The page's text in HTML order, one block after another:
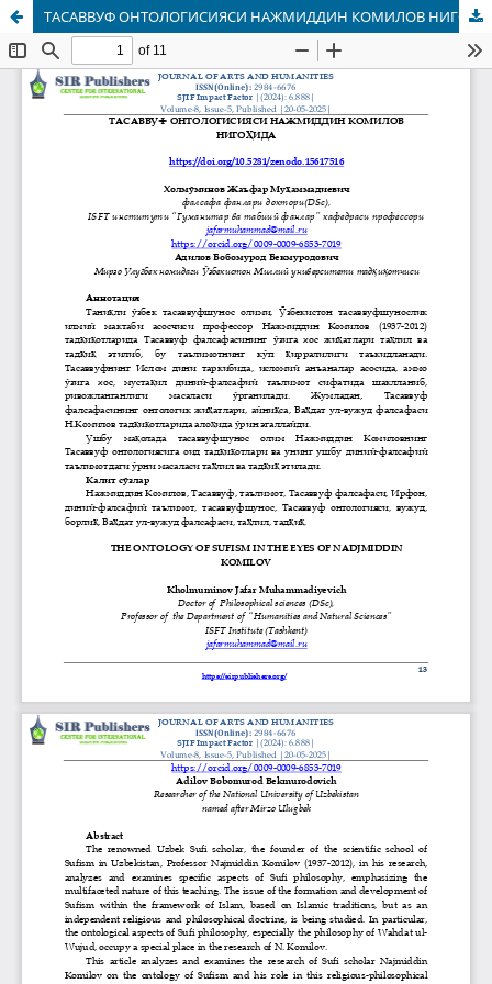
ТАСАВВУФ ОНТОЛОГИСИЯСИ НАЖМИДДИН КОМИЛОВ НИГОҲИДА